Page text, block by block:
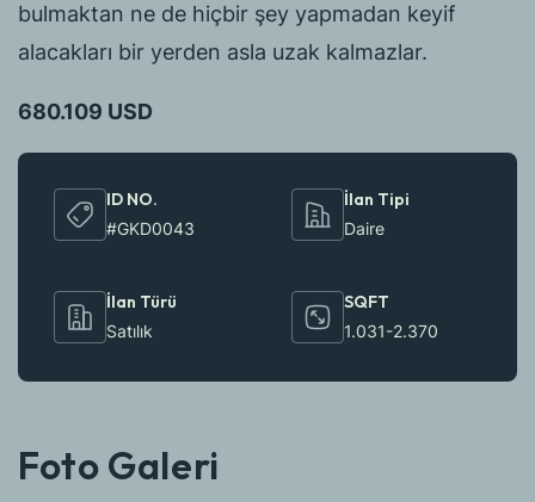
bulmaktan ne de hiçbir şey yapmadan keyif
alacakları bir yerden asla uzak kalmazlar.
680.109 USD
ID NO.
#GKD0043
İlan Tipi
Daire
İlan Türü
Satılık
SQFT
1.031-2.370
Foto Galeri